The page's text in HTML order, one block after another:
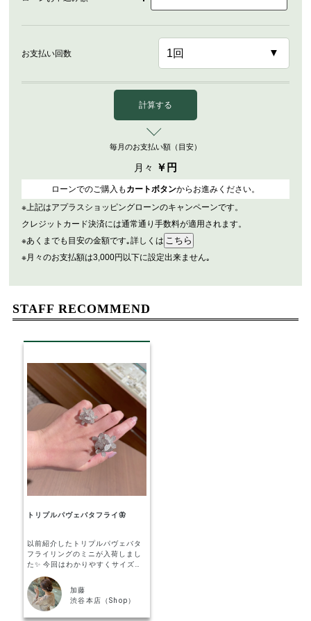
お支払い回数
計算する
毎月のお支払い額（目安）
月々 ￥ 円
ローンでのご購入も カートボタンからお進みください。
※上記はアプラスショッピングローンのキャンペーンです。
クレジットカード決済には通常通り手数料が適用されます。
※あくまでも目安の金額です｡詳しくは
※月々のお支払額は3,000円以下に設定出来ません｡
STAFF RECOMMEND
トリプルパヴェバタフライ🦋
以前紹介したトリプルパヴェバタ
フライリングのミニが入荷しまし
た✨ 今回はわかりやすくサイズを
📸 ミニサイズではありますが、ミ
ニサイズとは思えないほど贅沢で
存在感があり、 比較すると上品す
ぎず小ぶりなので使える場面が増
渋谷本店（Shop）
加藤